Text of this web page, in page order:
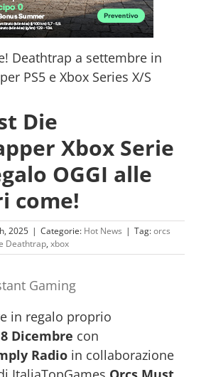
Die
Xbox Serie
OGGI alle
come!
2025 | Categorie: Hot News | Tag:orcs
Deathtrap, xbox
in regalo proprio
Dicembre con
Radio in collaborazione